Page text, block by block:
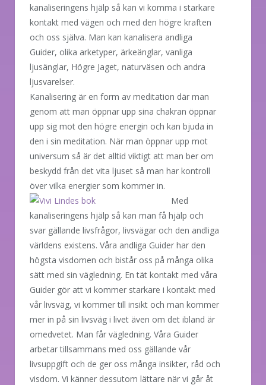
kanaliseringens hjälp så kan vi komma i starkare
kontakt med vägen och med den högre kraften
och oss själva. Man kan kanalisera andliga
Guider, olika arketyper, ärkeänglar, vanliga
ljusänglar, Högre Jaget, naturväsen och andra
ljusvarelser.
Kanalisering är en form av meditation där man
genom att man öppnar upp sina chakran öppnar
upp sig mot den högre energin och kan bjuda in
den i sin meditation. När man öppnar upp mot
universum så är det alltid viktigt att man ber om
beskydd från det vita ljuset så man har kontroll
över vilka energier som kommer in.
Med
kanaliseringens hjälp så kan man få hjälp och
svar gällande livsfrågor, livsvägar och den andliga
världens existens. Våra andliga Guider har den
högsta visdomen och bistår oss på många olika
sätt med sin vägledning. En tät kontakt med våra
Guider gör att vi kommer starkare i kontakt med
vår livsväg, vi kommer till insikt och man kommer
mer in på sin livsväg i livet även om det ibland är
omedvetet. Man får vägledning. Våra Guider
arbetar tillsammans med oss gällande vår
livsuppgift och de ger oss många insikter, råd och
visdom. Vi känner dessutom lättare när vi går åt